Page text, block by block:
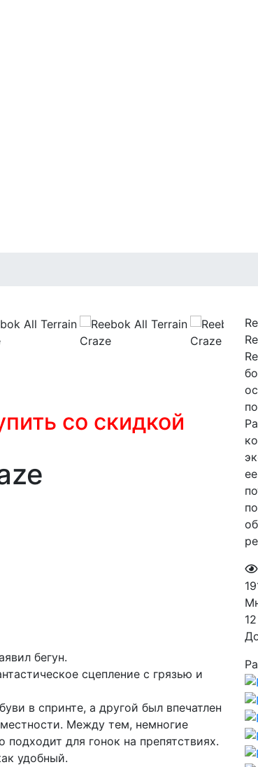
со скидкой
бегун.
сцепление с грязью и
в спринте, а другой был впечатлен
Между тем, немногие
подходит для гонок на препятствиях.
удобный.
12